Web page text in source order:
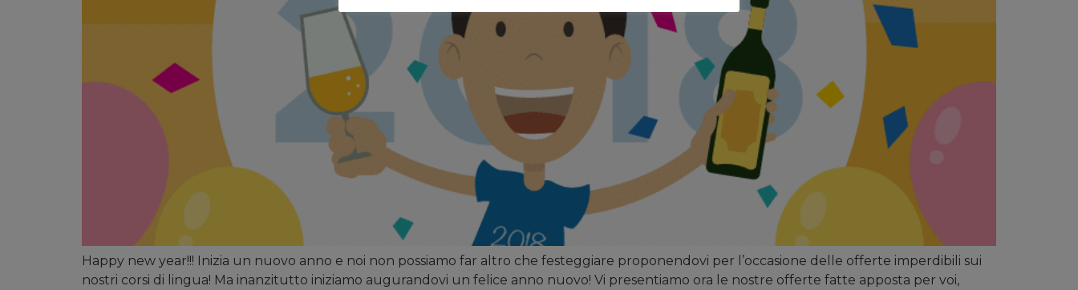
Happy new year!!! Inizia un nuovo anno e noi non possiamo far altro che festeggiare proponendovi per l’occasione delle offerte imperdibili sui
nostri corsi di lingua! Ma inanzitutto iniziamo augurandovi un felice anno nuovo! Vi presentiamo ora le nostre offerte fatte apposta per voi,